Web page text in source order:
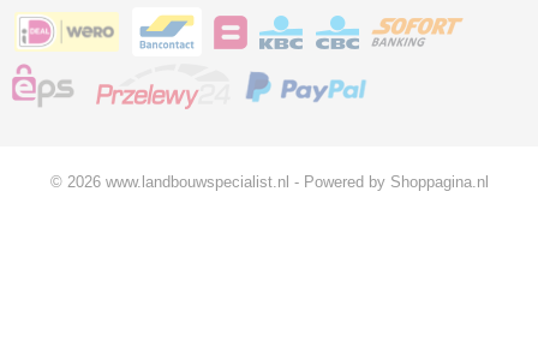
© 2026 www.landbouwspecialist.nl - Powered by Shoppagina.nl